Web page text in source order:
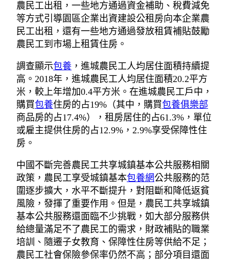
農民工出租，一些地方通過資金補助、稅費減免
等方式引導園區企業出資建設公租房向本企業農
民工出租，還有一些地方通過發放租賃補貼鼓勵
農民工到市場上租賃住房。
調查顯示包養 ，進城農民工人均居住面積持續提
高。2018年，進城農民工人均居住面積20.2平方
米，較上年增加0.4平方米。在進城農民工戶中，
購買包養住房的占19%（其中，購買包養俱樂部
商品房的占17.4%），租房居住的占61.3%，單位
或雇主提供住房的占12.9%，2.9%享受保障性住
房。
中國不斷完善農民工共享城鎮基本公共服務相關
政策，農民工享受城鎮基本包養網公共服務的范
圍逐步擴大，水平不斷提升，對阻斷和降低返貧
風險，發揮了重要作用。但是，農民工共享城鎮
基本公共服務還面臨不少挑戰，如大部分服務供
給總量滿足不了農民工的需求，財政補貼的職業
培訓、隨遷子女教育、保障性住房等供給不足；
農民工社會保險參保率仍然不高；部分項目還面